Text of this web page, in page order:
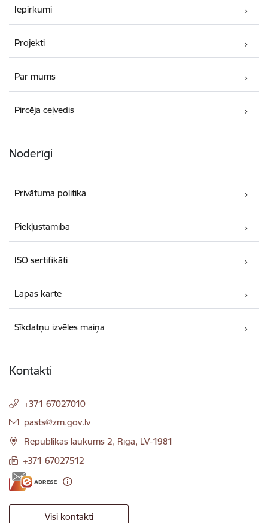
Iepirkumi
Projekti
Par mums
Pircēja ceļvedis
Noderīgi
Privātuma politika
Piekļūstamība
ISO sertifikāti
Lapas karte
Sīkdatņu izvēles maiņa
Kontakti
+371 67027010
E-pasts:
pasts@zm.gov.lv
Republikas laukums 2, Rīga, LV-1981
+371 67027512
Visi kontakti